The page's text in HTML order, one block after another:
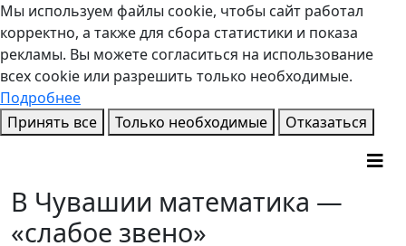
Мы используем файлы cookie, чтобы сайт работал
корректно, а также для сбора статистики и показа
рекламы. Вы можете согласиться на использование
всех cookie или разрешить только необходимые.
Подробнее
Принять все
Только необходимые Отказаться
В Чувашии математика —
«слабое звено»